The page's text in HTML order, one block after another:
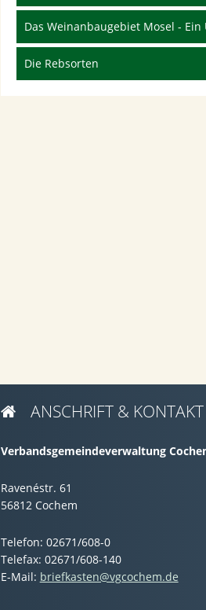
Das Weinanbaugebiet Mosel - Ein
Die Rebsorten
 ANSCHRIFT & KONTAKT
Verbandsgemeindeverwaltung
Ravenéstr. 61
56812 Cochem
Telefon: 02671/608-0
Telefax: 02671/608-140
E-Mail: briefkasten@vgcochem.de